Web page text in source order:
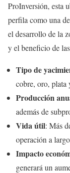
ProInversión, esta
perfila como una
el desarrollo de la
y el beneficio de
Tipo de
cobre, oro, plata
Producción
además de
Vida útil: Más
operación a
Impacto
generará un